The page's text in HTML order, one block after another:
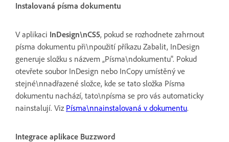
Instalovaná písma dokumentu
V aplikaci InDesign\nCS5, pokud se rozhodnete zahrnout
písma dokumentu při\npoužití příkazu Zabalit, InDesign
generuje složku s názvem „Písma\ndokumentu". Pokud
otevřete soubor InDesign nebo InCopy umístěný ve
stejné\nnadřazené složce, kde se tato složka Písma
dokumentu nachází, tato\npísma se pro vás automaticky
nainstalují. Viz Písma\nnainstalovaná v dokumentu.
Integrace aplikace Buzzword